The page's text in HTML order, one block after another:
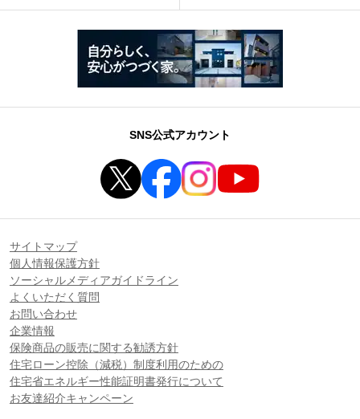
SNS公式アカウント
サイトマップ
個人情報保護方針
ソーシャルメディアガイドライン
よくいただく質問
お問い合わせ
企業情報
保険商品の販売に関する勧誘方針
住宅ローン控除（減税）制度利用のための
住宅省エネルギー性能証明書発行について
お友達紹介キャンペーン